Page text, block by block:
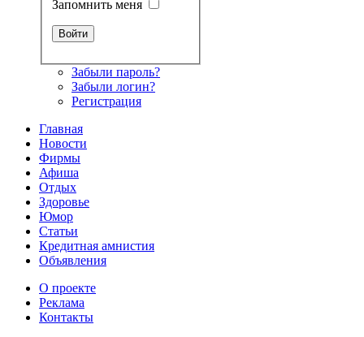
Запомнить меня
Забыли пароль?
Забыли логин?
Регистрация
Главная
Новости
Фирмы
Афиша
Отдых
Здоровье
Юмор
Статьи
Кредитная амнистия
Объявления
О проекте
Реклама
Контакты